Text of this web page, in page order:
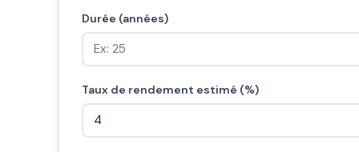
Durée (années)
Taux de rendement estimé (%)